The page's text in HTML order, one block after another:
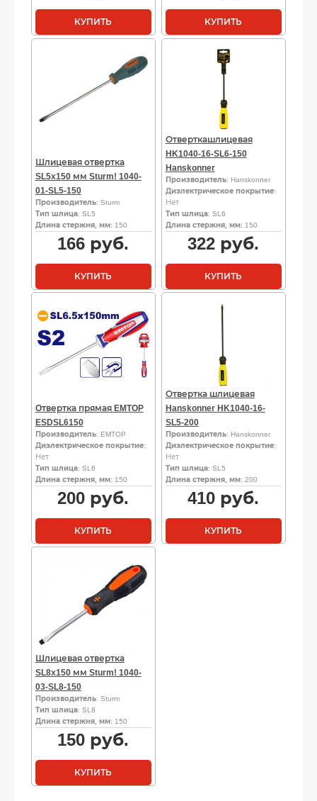
КУПИТЬ КУПИТЬ
Шлицевая отвертка
SL5х150 мм Sturm! 1040-
01-SL5-150
Производитель: Sturm
Тип шлица: SL5
Длина стержня, мм: 150
166 руб.
КУПИТЬ
Отверткашлицевая
HK1040-16-SL6-150
Hanskonner
Производитель: Hanskonner
Диэлектрическое покрытие:
Нет
Тип шлица: SL6
Длина стержня, мм: 150
322 руб.
КУПИТЬ
Oтвертка прямая EMTOP
ESDSL6150
Производитель: EMTOP
Диэлектрическое покрытие:
Нет
Тип шлица: SL6
Длина стержня, мм: 150
200 руб.
КУПИТЬ
Отвертка шлицевая
Hanskonner HK1040-16-
SL5-200
Производитель: Hanskonner
Диэлектрическое покрытие:
Нет
Тип шлица: SL5
Длина стержня, мм: 200
410 руб.
КУПИТЬ
Шлицевая отвертка
SL8х150 мм Sturm! 1040-
03-SL8-150
Производитель: Sturm
Тип шлица: SL8
Длина стержня, мм: 150
150 руб.
КУПИТЬ